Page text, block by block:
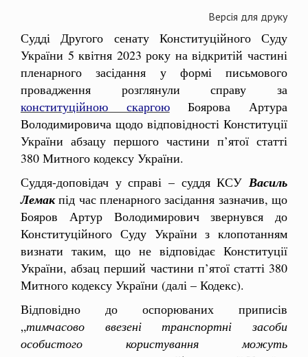
Версія для друку
Судді Другого сенату Конституційного Суду
України 5 квітня 2023 року на відкритій частині
пленарного засідання у формі письмового
провадження розглянули справу за
конституційною скаргоюБоярова Артура
Володимировича щодо відповідності Конституції
України абзацу першого частини п’ятої статті
380 Митного кодексу України.
Суддя-доповідач у справі – суддя КСУ Василь
Лемакпід час пленарного засідання зазначив, що
Бояров Артур Володимирович звернувся до
Конституційного Суду України з клопотанням
визнати таким, що не відповідає Конституції
України, абзац перший частини п’ятої статті 380
Митного кодексу України (далі – Кодекс).
Відповідно до оспорюваних приписів
„тимчасово ввезені транспортні засоби
особистого користування можуть